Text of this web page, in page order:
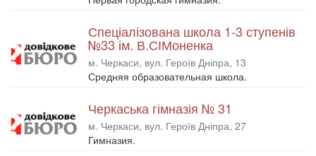
Спеціалізована школа 1-3 ступенів
№33 ім. В.СІМоненка
м. Черкаси, вул. Героїв Дніпра, 13
Средняя образовательная школа.
Черкаська гімназія № 31
м. Черкаси, вул. Героїв Дніпра, 27
Гимназия.